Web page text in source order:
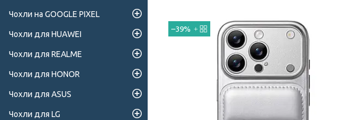
–39%
Чохли на GOOGLE PIXEL
Чохли для HUAWEI
Чохли для REALME
Чохли для HONOR
Чохли для ASUS
Чохли для LG